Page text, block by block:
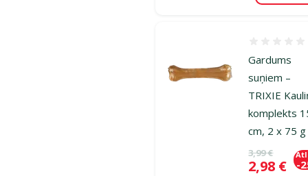
Gardums
suņiem –
TRIXIE
komplekts
cm, 2 x 75 g
Oriģinālā
3,99 €
Cena
2,98 € -